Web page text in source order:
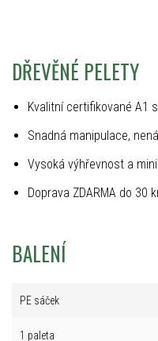
DŘEVĚNÉ PELETY
Kvalitní certifikované A1
Snadná manipulace,
Vysoká výhřevnost a
Doprava ZDARMA do 30
BALENÍ
PE sáček
1 paleta